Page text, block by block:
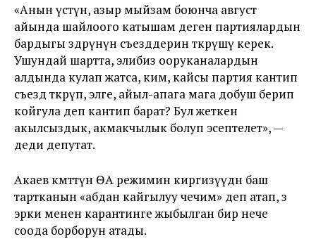
«Анын үстүнө, азыр мыйзам боюнча август
айында шайлоого катышам деген партиялардын
бардыгы өздөрүнүн съезддерин өткөрүшү керек.
Ушундай шартта, элибиз ооруканалардын
алдында кулап жатса, ким, кайсы партия кантип
съезд өткөрүп, элге, айыл-апага мага добуш берип
койгула деп кантип барат? Бул жеткен
акылсыздык, акмакчылык болуп эсептелет», —
деди депутат.
Акаев өкмөттүн ӨА режимин киргизүүдөн баш
тартканын «абдан кайгылуу чечим» деп атап, өз
эрки менен карантинге жыбылган бир нече
соода борборун атады.